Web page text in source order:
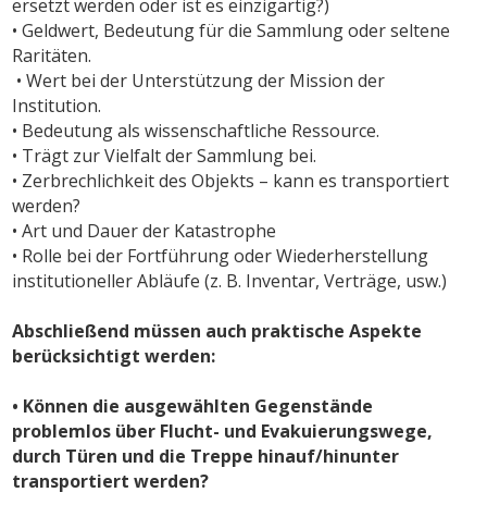
ersetzt werden oder ist es einzigartig?)
• Geldwert, Bedeutung für die Sammlung oder seltene
Raritäten.
• Wert bei der Unterstützung der Mission der
Institution.
• Bedeutung als wissenschaftliche Ressource.
• Trägt zur Vielfalt der Sammlung bei.
• Zerbrechlichkeit des Objekts – kann es transportiert
werden?
• Art und Dauer der Katastrophe
• Rolle bei der Fortführung oder Wiederherstellung
institutioneller Abläufe (z. B. Inventar, Verträge, usw.)
Abschließend müssen auch praktische Aspekte
berücksichtigt werden:
• Können die ausgewählten Gegenstände
problemlos über Flucht- und Evakuierungswege,
durch Türen und die Treppe hinauf/hinunter
transportiert werden?